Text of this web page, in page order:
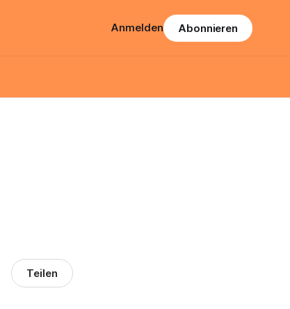
Anmelden Abonnieren
Teilen